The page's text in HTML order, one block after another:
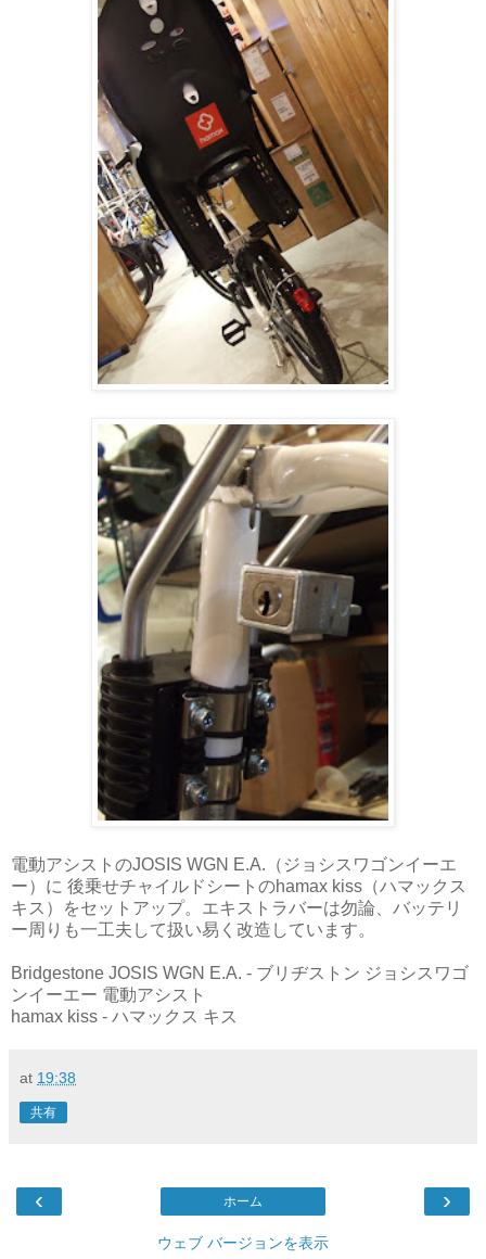
電動アシストのJOSIS WGN E.A.（ジョシスワゴンイーエ
ー）に 後乗せチャイルドシートのhamax kiss（ハマックス
キス）をセットアップ。エキストラバーは勿論、バッテリ
ー周りも一工夫して扱い易く改造しています。
Bridgestone JOSIS WGN E.A. - ブリヂストン ジョシスワゴ
ンイーエー 電動アシスト
hamax kiss - ハマックス キス
at 19:38
共有
‹ ›
ホーム
ウェブ バージョンを表示